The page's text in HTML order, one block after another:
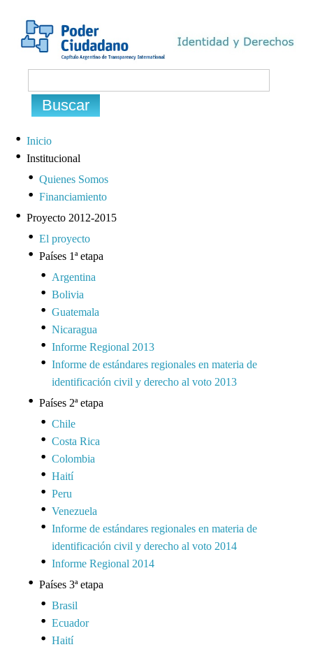
Inicio
Institucional
Quienes Somos
Financiamiento
Proyecto 2012-2015
El proyecto
Países 1ª etapa
Argentina
Bolivia
Guatemala
Nicaragua
Informe Regional 2013
Informe de estándares regionales en materia de
identificación civil y derecho al voto 2013
Países 2ª etapa
Chile
Costa Rica
Colombia
Haití
Peru
Venezuela
Informe de estándares regionales en materia de
identificación civil y derecho al voto 2014
Informe Regional 2014
Países 3ª etapa
Brasil
Ecuador
Haití